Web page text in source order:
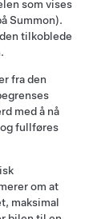
som vises
Summon).
tilkoblede
fra den
med å nå
fullføres
om at
maksimal